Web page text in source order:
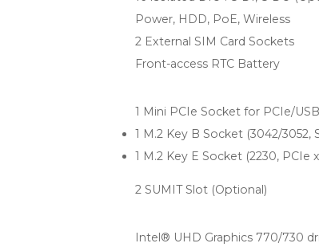
Power, HDD, PoE, Wireless
2 External SIM Card Sockets
Front-access RTC Battery
1 Mini PCIe Socket for PCIe/
1 M.2 Key B Socket (3042/3052,
1 M.2 Key E Socket (2230, PCIe
2 SUMIT Slot (Optional)
Intel® UHD Graphics 770/730